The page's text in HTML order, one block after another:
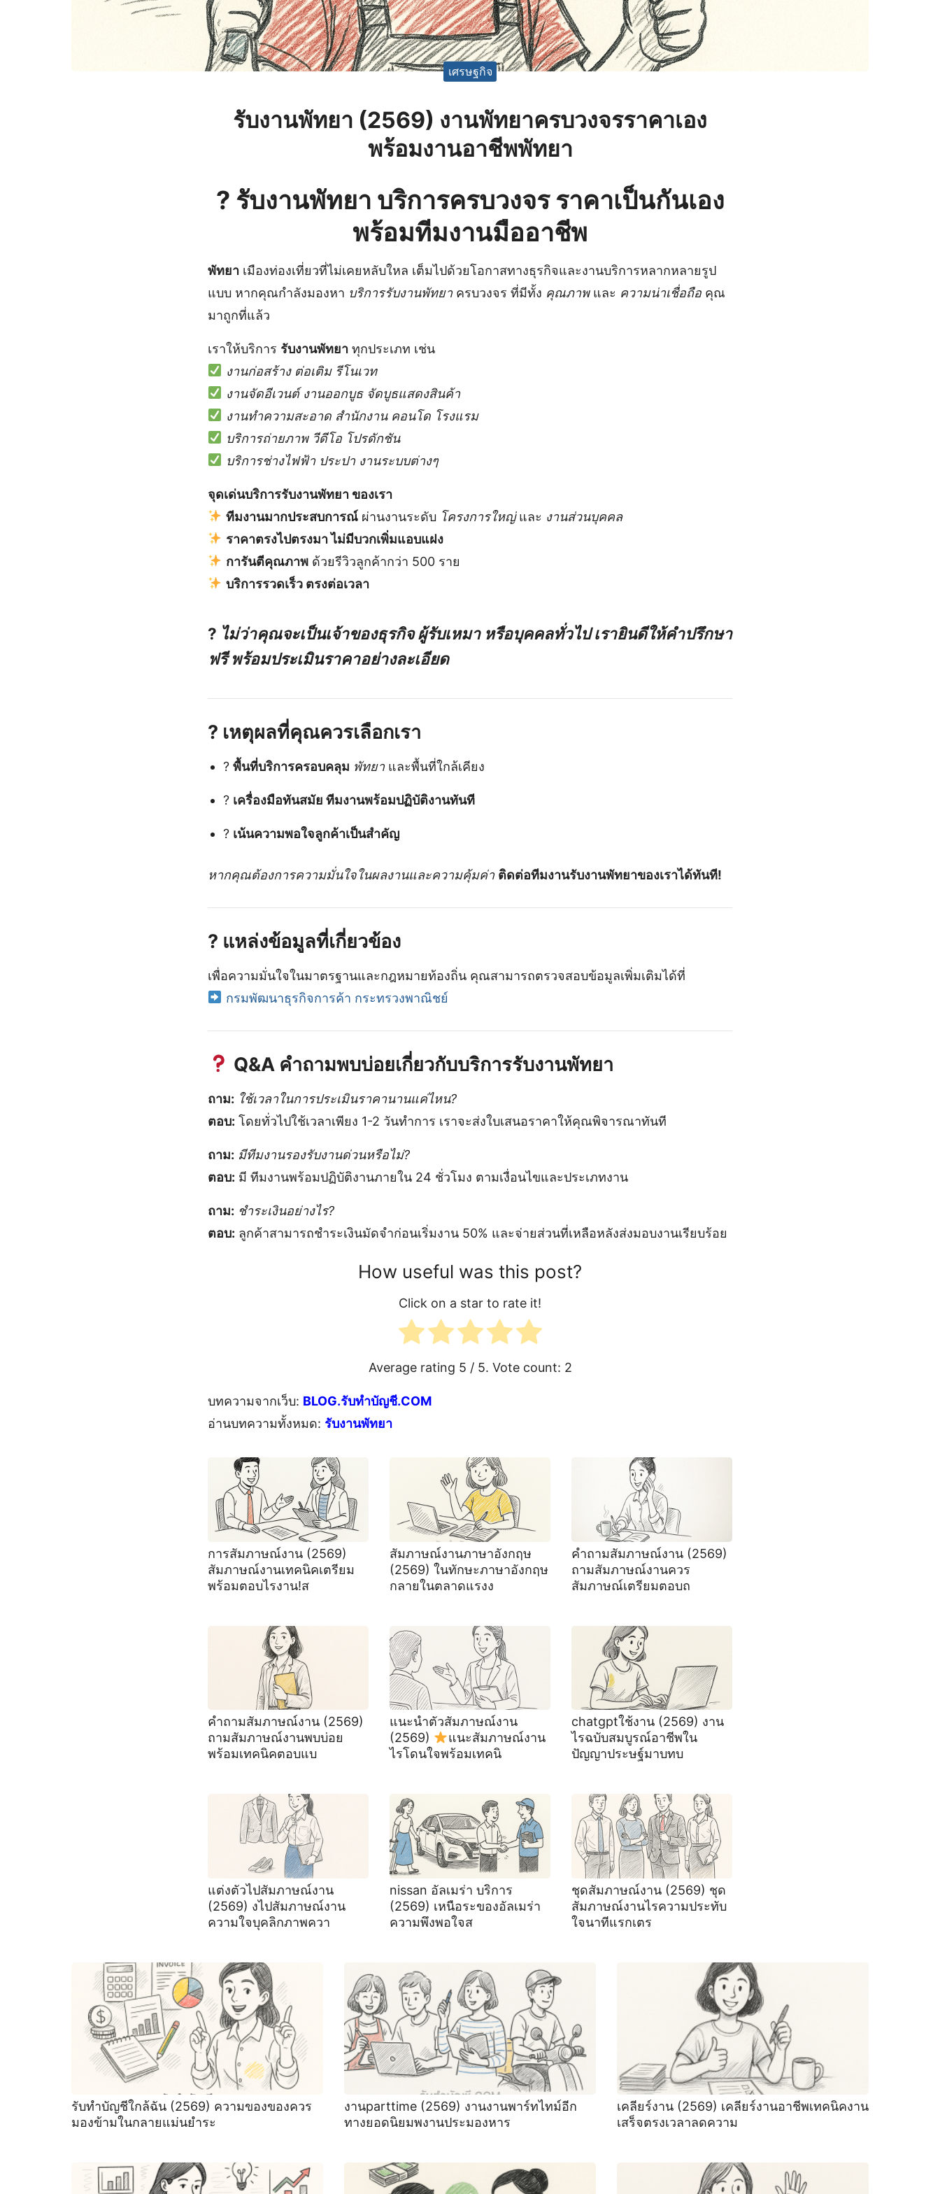
เศรษฐกิจ
รับงานพัทยา (2569) ️งานพัทยาครบวงจรราคาเอง
พร้อมงานอาชีพพัทยา
?️ รับงานพัทยา บริการครบวงจร ราคาเป็นกันเอง
พร้อมทีมงานมืออาชีพ
พัทยา เมืองท่องเที่ยวที่ไม่เคยหลับใหล เต็มไปด้วยโอกาสทางธุรกิจและงานบริการหลากหลายรูป
แบบ หากคุณกำลังมองหา บริการรับงานพัทยาครบวงจร ที่มีทั้ง คุณภาพและ ความน่าเชื่อถือ คุณ
มาถูกที่แล้ว
เราให้บริการ รับงานพัทยา ทุกประเภท เช่น
งานก่อสร้าง ต่อเติม รีโนเวท
งานจัดอีเวนต์ งานออกบูธ จัดบูธแสดงสินค้า
งานทำความสะอาด สำนักงาน คอนโด โรงแรม
บริการถ่ายภาพ วีดีโอ โปรดักชัน
บริการช่างไฟฟ้า ประปา งานระบบต่างๆ
จุดเด่นบริการรับงานพัทยา ของเรา
ทีมงานมากประสบการณ์ผ่านงานระดับ โครงการใหญ่และ งานส่วนบุคคล
ราคาตรงไปตรงมา ไม่มีบวกเพิ่มแอบแฝง
การันตีคุณภาพด้วยรีวิวลูกค้ากว่า 500 ราย
บริการรวดเร็ว ตรงต่อเวลา
? ไม่ว่าคุณจะเป็นเจ้าของธุรกิจ ผู้รับเหมา หรือบุคคลทั่วไป เรายินดีให้คำปรึกษา
ฟรี พร้อมประเมินราคาอย่างละเอียด
? เหตุผลที่คุณควรเลือกเรา
? พื้นที่บริการครอบคลุม พัทยาและพื้นที่ใกล้เคียง
?️ เครื่องมือทันสมัย ทีมงานพร้อมปฏิบัติงานทันที
? เน้นความพอใจลูกค้าเป็นสำคัญ
หากคุณต้องการความมั่นใจในผลงานและความคุ้มค่า ติดต่อทีมงานรับงานพัทยาของเราได้ทันที!
? แหล่งข้อมูลที่เกี่ยวข้อง
เพื่อความมั่นใจในมาตรฐานและกฎหมายท้องถิ่น คุณสามารถตรวจสอบข้อมูลเพิ่มเติมได้ที่
กรมพัฒนาธุรกิจการค้า กระทรวงพาณิชย์
Q&A คำถามพบบ่อยเกี่ยวกับบริการรับงานพัทยา
ถาม: ใช้เวลาในการประเมินราคานานแค่ไหน?
ตอบ: โดยทั่วไปใช้เวลาเพียง 1-2 วันทำการ เราจะส่งใบเสนอราคาให้คุณพิจารณาทันที
ถาม: มีทีมงานรองรับงานด่วนหรือไม่?
ตอบ: มี ทีมงานพร้อมปฏิบัติงานภายใน 24 ชั่วโมง ตามเงื่อนไขและประเภทงาน
ถาม: ชำระเงินอย่างไร?
ตอบ: ลูกค้าสามารถชำระเงินมัดจำก่อนเริ่มงาน 50% และจ่ายส่วนที่เหลือหลังส่งมอบงานเรียบร้อย
How useful was this post?
Click on a star to rate it!
Average rating 5 / 5. Vote count: 2
บทความจากเว็บ: BLOG.รับทำบัญชี.COM
อ่านบทความทั้งหมด: รับงานพัทยา
การสัมภาษณ์งาน (2569)
สัมภาษณ์งานเทคนิคเตรียม
พร้อมตอบไรงาน!ส
สัมภาษณ์งานภาษาอังกฤษ
(2569) ในทักษะภาษาอังกฤษ
กลายในตลาดแรงง
คําถามสัมภาษณ์งาน (2569)
ถามสัมภาษณ์งานควร
สัมภาษณ์เตรียมตอบถ
คำถามสัมภาษณ์งาน (2569)
ถามสัมภาษณ์งานพบบ่อย
พร้อมเทคนิคตอบแบ
แนะนําตัวสัมภาษณ์งาน
(2569)
แนะสัมภาษณ์งาน
ไรโดนใจพร้อมเทคนิ
chatgptใช้งาน (2569) งาน
ไรฉบับสมบูรณ์อาชีพใน
ปัญญาประษฐ์มาบทบ
แต่งตัวไปสัมภาษณ์งาน
(2569) งไปสัมภาษณ์งาน
ความใจบุคลิกภาพควา
nissan อัลเมร่า บริการ
(2569) เหนือระของอัลเมร่า
ความพึงพอใจส
ชุดสัมภาษณ์งาน (2569) ชุด
สัมภาษณ์งานไรความประทับ
ใจนาทีแรกเตร
รับทําบัญชีใกล้ฉัน (2569) ความของของควร
มองข้ามในกลายแม่นยำระ
งานparttime (2569) งานงานพาร์ทไทม์อีก
ทางยอดนิยมพงานประมองหาร
เคลียร์งาน (2569) เคลียร์งานอาชีพเทคนิคงาน
เสร็จตรงเวลาลดความ